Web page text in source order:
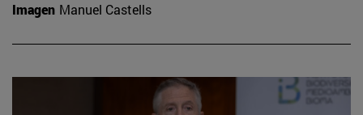
Imagen Manuel Castells